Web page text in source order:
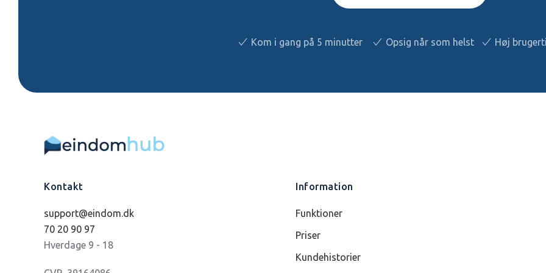
Kom i gang på 5 minutter Opsig når som helst Høj
Kontakt
support@eindom.dk
70 20 90 97
Hverdage 9 - 18
Information
Funktioner
Priser
Kundehistorier